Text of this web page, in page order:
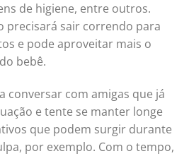
de higiene, entre outros.
precisará sair correndo para
e pode aproveitar mais o
bebê.
conversar com amigas que já
e tente se manter longe
que podem surgir durante
por exemplo. Com o tempo,